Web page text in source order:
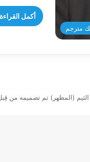
مترجم
أكمل